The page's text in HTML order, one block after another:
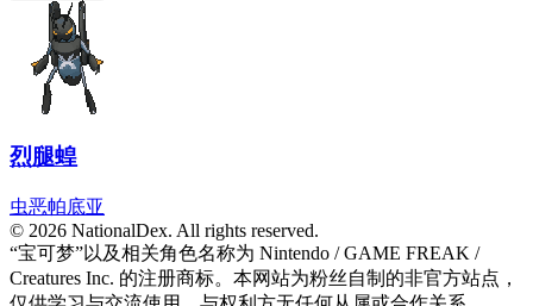
烈腿蝗
虫恶帕底亚
© 2026 NationalDex. All rights reserved.
“宝可梦”以及相关角色名称为 Nintendo / GAME FREAK /
Creatures Inc. 的注册商标。本网站为粉丝自制的非官方站点，